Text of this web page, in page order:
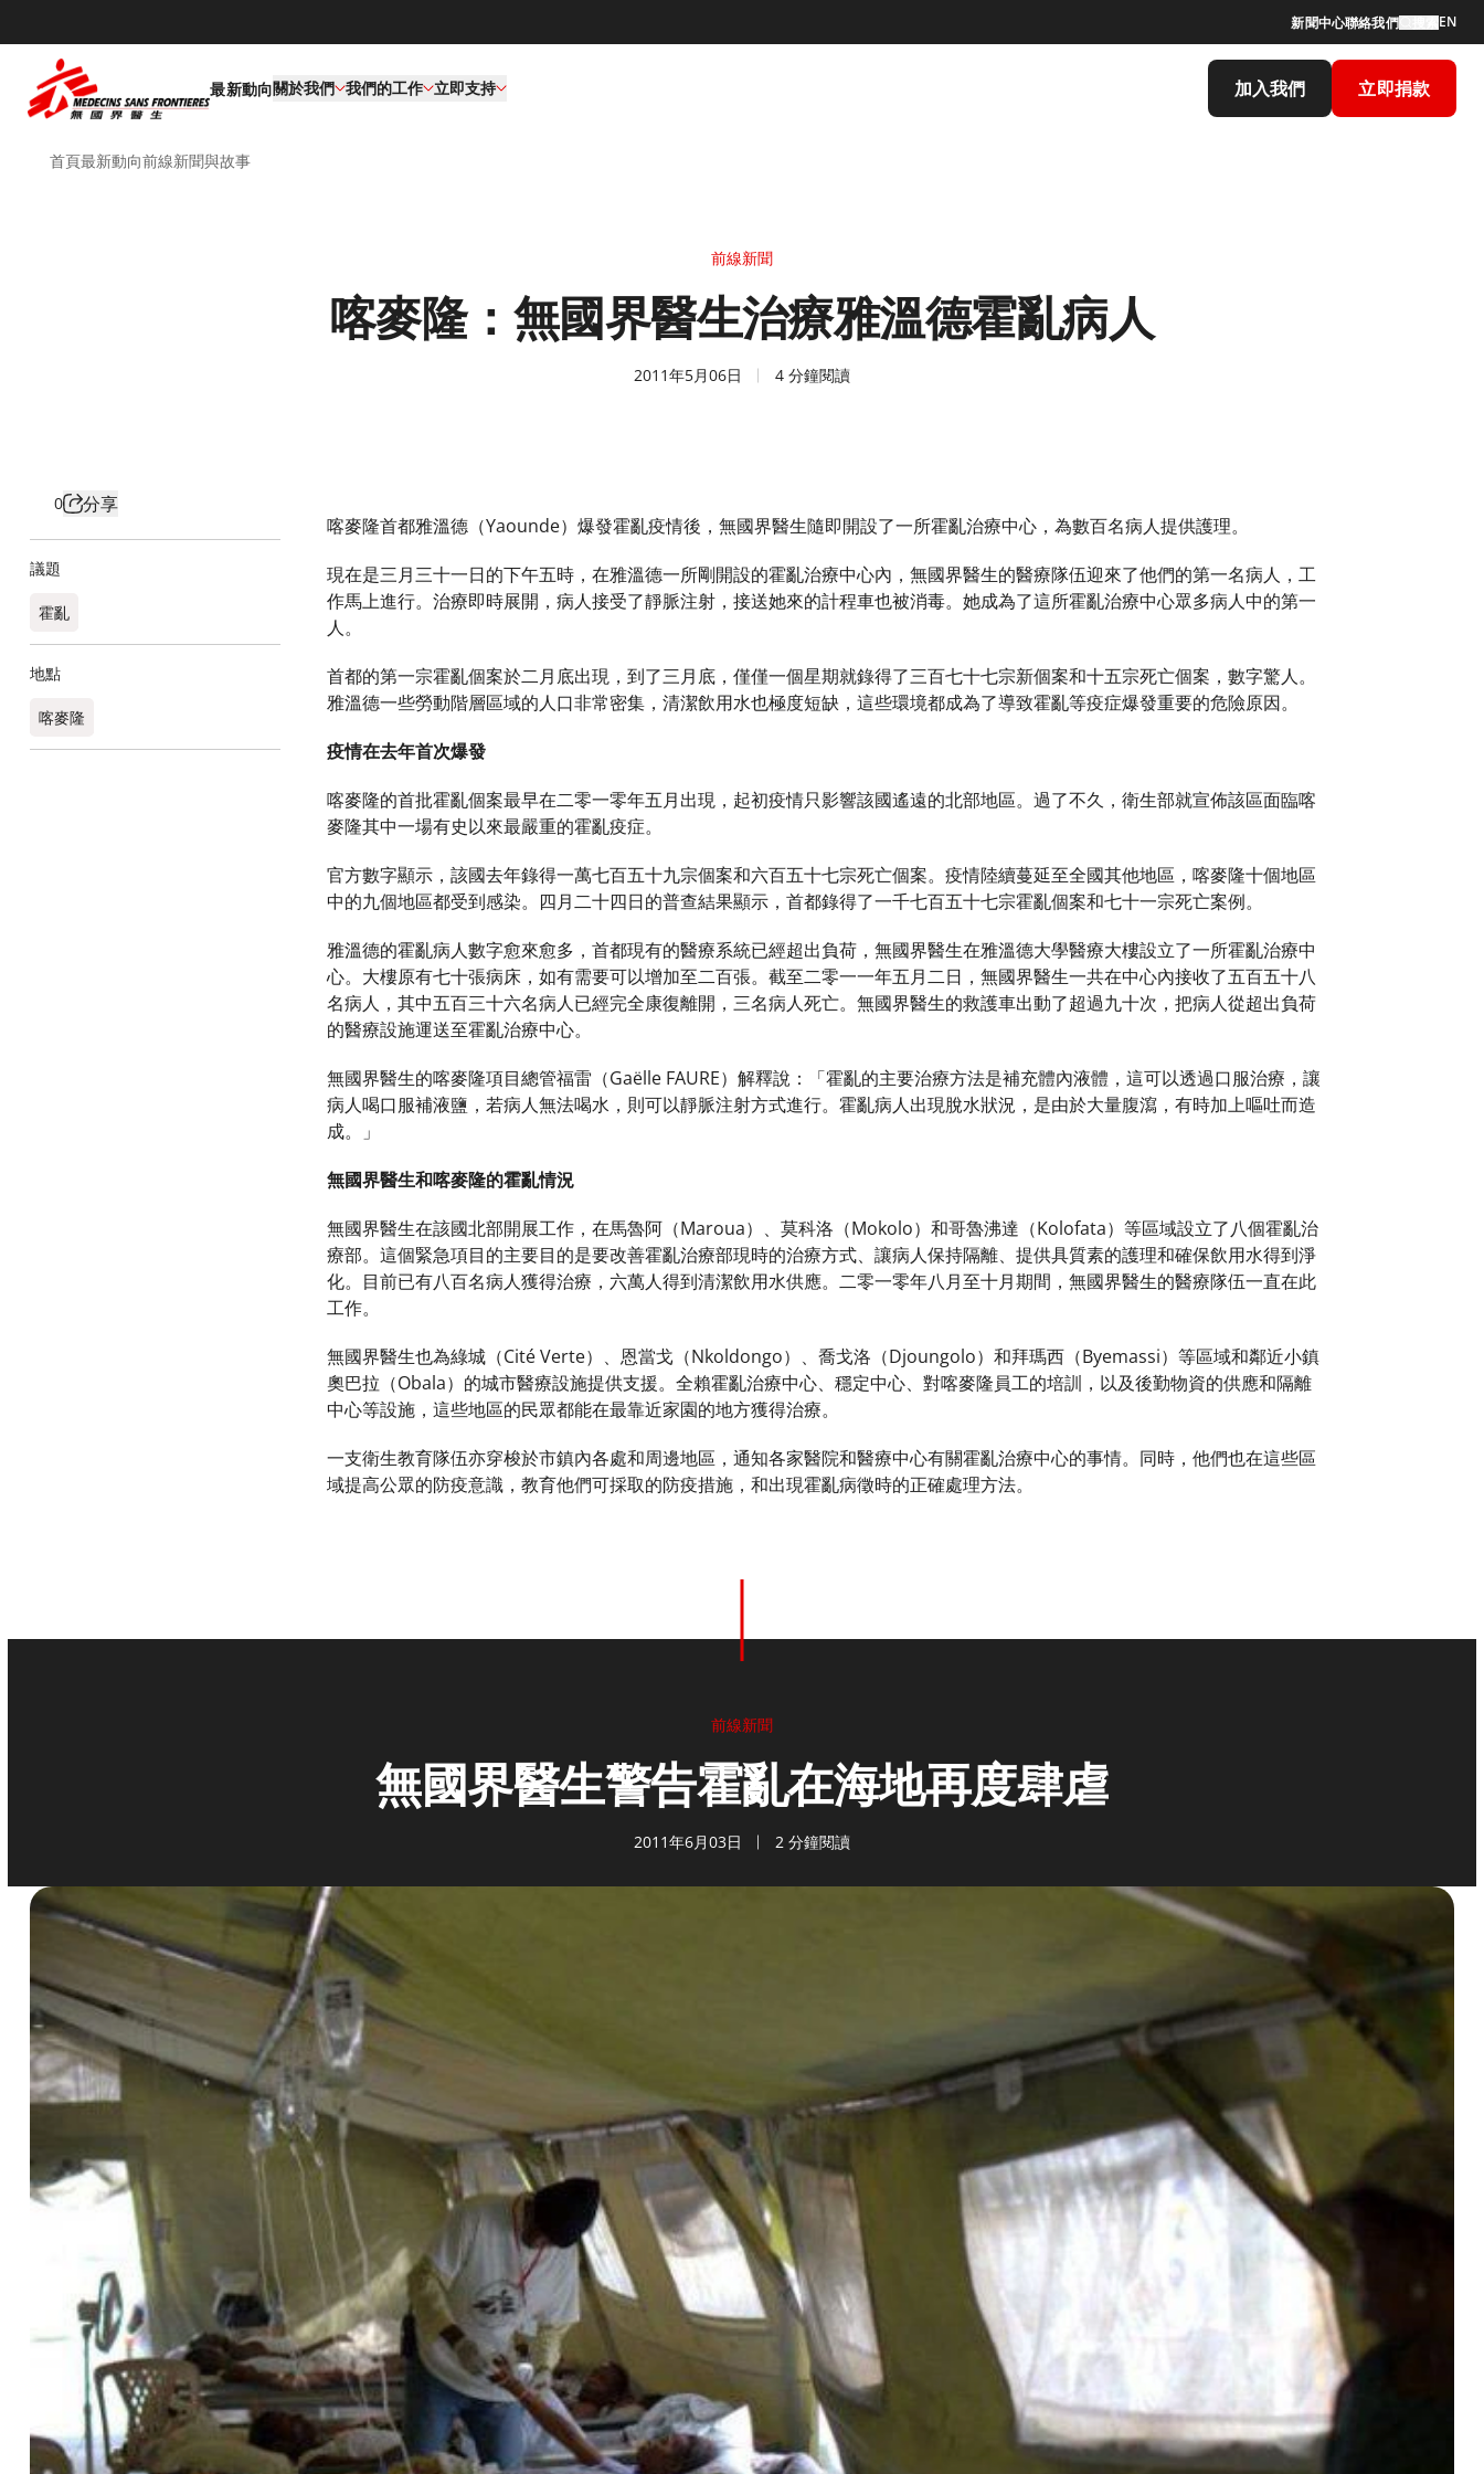
新聞中心聯絡我們 EN
最新動向關於我們 我們的工作​ 立即支持 加入我們 立即捐款
首頁最新動向前線新聞與故事
前線新聞
喀麥隆：無國界醫生治療雅溫德霍亂病人
2011年5月06日 4 分鐘閱讀
0 分享
議題
霍亂
地點
喀麥隆​
喀麥隆首都雅溫德（Yaounde）爆發霍亂疫情後，無國界醫生隨即開設了一所霍亂治療中心，為數百名病人提供護理。
現在是三月三十一日的下午五時，在雅溫德一所剛開設的霍亂治療中心內，無國界醫生的醫療隊伍迎來了他們的第一名病人，工
作馬上進行。治療即時展開，病人接受了靜脈注射，接送她來的計程車也被消毒。她成為了這所霍亂治療中心眾多病人中的第一
人。
首都的第一宗霍亂個案於二月底出現，到了三月底，僅僅一個星期就錄得了三百七十七宗新個案和十五宗死亡個案，數字驚人。
雅溫德一些勞動階層區域的人口非常密集，清潔飲用水也極度短缺，這些環境都成為了導致霍亂等疫症爆發重要的危險原因。
疫情在去年首次爆發
喀麥隆的首批霍亂個案最早在二零一零年五月出現，起初疫情只影響該國遙遠的北部地區。過了不久，衛生部就宣佈該區面臨喀
麥隆其中一場有史以來最嚴重的霍亂疫症。
官方數字顯示，該國去年錄得一萬七百五十九宗個案和六百五十七宗死亡個案。疫情陸續蔓延至全國其他地區，喀麥隆十個地區
中的九個地區都受到感染。四月二十四日的普查結果顯示，首都錄得了一千七百五十七宗霍亂個案和七十一宗死亡案例。
雅溫德的霍亂病人數字愈來愈多，首都現有的醫療系統已經超出負荷，無國界醫生在雅溫德大學醫療大樓設立了一所霍亂治療中
心。大樓原有七十張病床，如有需要可以增加至二百張。截至二零一一年五月二日，無國界醫生一共在中心內接收了五百五十八
名病人，其中五百三十六名病人已經完全康復離開，三名病人死亡。無國界醫生的救護車出動了超過九十次，把病人從超出負荷
的醫療設施運送至霍亂治療中心。
無國界醫生的喀麥隆項目總管福雷（Gaëlle FAURE）解釋說：「霍亂的主要治療方法是補充體內液體，這可以透過口服治療，讓
病人喝口服補液鹽，若病人無法喝水，則可以靜脈注射方式進行。霍亂病人出現脫水狀況，是由於大量腹瀉，有時加上嘔吐而造
成。」
無國界醫生和喀麥隆的霍亂情況
無國界醫生在該國北部開展工作，在馬魯阿（Maroua）、莫科洛（Mokolo）和哥魯沸達（Kolofata）等區域設立了八個霍亂治
療部。這個緊急項目的主要目的是要改善霍亂治療部現時的治療方式、讓病人保持隔離、提供具質素的護理和確保飲用水得到淨
化。目前已有八百名病人獲得治療，六萬人得到清潔飲用水供應。二零一零年八月至十月期間，無國界醫生的醫療隊伍一直在此
工作。
無國界醫生也為綠城（Cité Verte）、恩當戈（Nkoldongo）、喬戈洛（Djoungolo）和拜瑪西（Byemassi）等區域和鄰近小鎮
奧巴拉（Obala）的城市醫療設施提供支援。全賴霍亂治療中心、穩定中心、對喀麥隆員工的培訓，以及後勤物資的供應和隔離
中心等設施，這些地區的民眾都能在最靠近家園的地方獲得治療。
一支衛生教育隊伍亦穿梭於市鎮內各處和周邊地區，通知各家醫院和醫療中心有關霍亂治療中心的事情。同時，他們也在這些區
域提高公眾的防疫意識，教育他們可採取的防疫措施，和出現霍亂病徵時的正確處理方法。
前線新聞
無國界醫生警告霍亂在海地再度肆虐
2011年6月03日 2 分鐘閱讀